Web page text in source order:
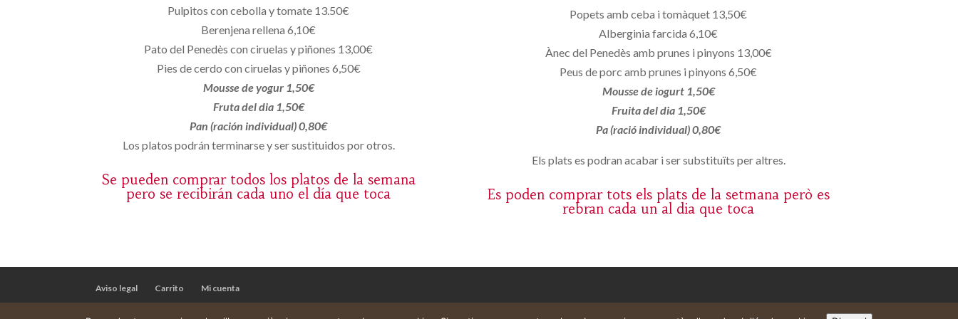
Pulpitos con cebolla y tomate 13.50€
Berenjena rellena 6,10€
Pato del Penedès con ciruelas y piñones 13,00€
Pies de cerdo con ciruelas y piñones 6,50€
Mousse de yogur 1,50€
Fruta del dia 1,50€
Pan (ración individual) 0,80€
Los platos podrán terminarse y ser sustituidos por otros.
Se pueden comprar todos los platos de la semana
pero se recibirán cada uno el día que toca
Popets amb ceba i tomàquet 13,50€
Alberginia farcida 6,10€
Ànec del Penedès amb prunes i pinyons 13,00€
Peus de porc amb prunes i pinyons 6,50€
Mousse de iogurt 1,50€
Fruita del dia 1,50€
Pa (ració individual) 0,80€
Els plats es podran acabar i ser substituïts per altres.
Es poden comprar tots els plats de la setmana però es
rebran cada un al dia que toca
Aviso legal Carrito Mi cuenta